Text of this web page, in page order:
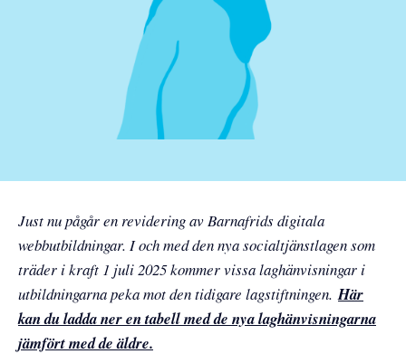
Just nu pågår en revidering av Barnafrids digitala
webbutbildningar. I och med den nya socialtjänstlagen som
träder i kraft 1 juli 2025 kommer vissa laghänvisningar i
utbildningarna peka mot den tidigare lagstiftningen. Här
kan du ladda ner en tabell med de nya laghänvisningarna
jämfört med de äldre.